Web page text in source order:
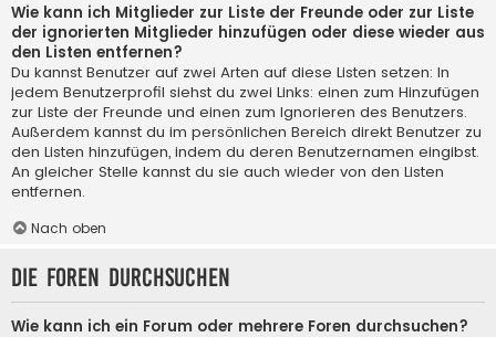
Wie kann ich Mitglieder zur Liste der Freunde oder zur Liste
der ignorierten Mitglieder hinzufügen oder diese wieder aus
den Listen entfernen?
Du kannst Benutzer auf zwei Arten auf diese Listen setzen: In
jedem Benutzerprofil siehst du zwei Links: einen zum Hinzufügen
zur Liste der Freunde und einen zum Ignorieren des Benutzers.
Außerdem kannst du im persönlichen Bereich direkt Benutzer zu
den Listen hinzufügen, indem du deren Benutzernamen eingibst.
An gleicher Stelle kannst du sie auch wieder von den Listen
entfernen.
Nach oben
Die Foren durchsuchen
Wie kann ich ein Forum oder mehrere Foren durchsuchen?